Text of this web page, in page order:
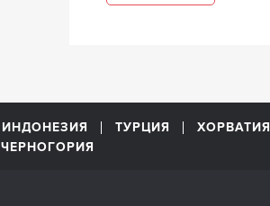
ИНДОНЕЗИЯ ТУРЦИЯ ХОРВАТИЯ
ЧЕРНОГОРИЯ